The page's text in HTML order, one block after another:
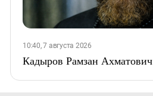
10:40, 7 августа 2026
Кадыров Рамзан Ахматович